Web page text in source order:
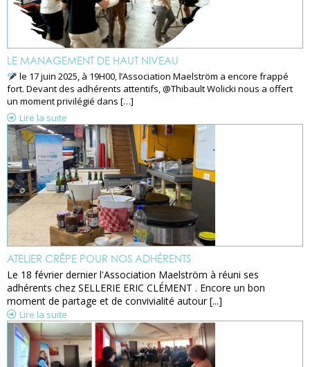
LE MANAGEMENT DE HAUT NIVEAU
le 17 juin 2025, à 19H00, l’Association Maelström a encore frappé
fort. Devant des adhérents attentifs, @Thibault Wolicki nous a offert
un moment privilégié dans […]
Lire la suite
ATELIER CRÊPE POUR NOS ADHÉRENTS
Le 18 février dernier l'Association Maelström à réuni ses
adhérents chez SELLERIE ERIC CLÉMENT . Encore un bon
moment de partage et de convivialité autour [...]
Lire la suite